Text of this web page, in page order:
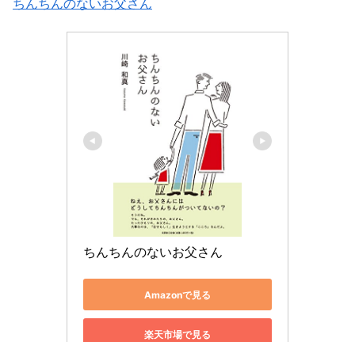
ちんちんのないお父さん
Amazonで見る
楽天市場で見る